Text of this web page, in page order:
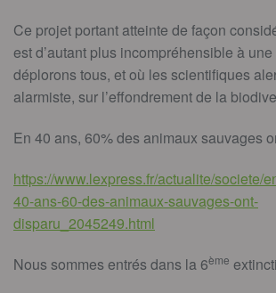
Ce projet portant atteinte de façon
est d’autant plus incompréhensible à
déplorons tous, et où les scientifiques
alarmiste, sur l’effondrement de la
En 40 ans, 60% des animaux sauvages
https://www.lexpress.fr/actualite/societe/
40-ans-60-des-animaux-sauvages-ont-
disparu_2045249.html
Nous sommes entrés dans la 6ème